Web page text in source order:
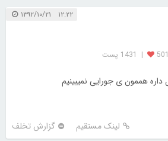
۱۲:۲۲ ۱۳۹۲/۱۰/۲۱
501
| 1431 پست
هممون ی جورایی نمیبینیم
لینک مستقیم گزارش تخلف